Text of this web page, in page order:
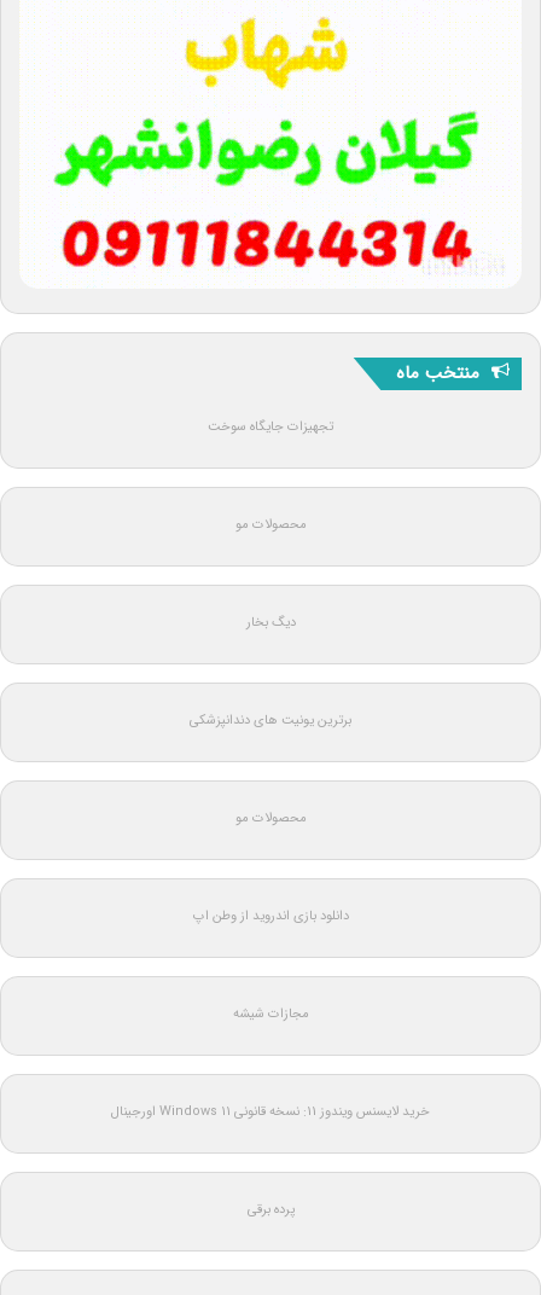
منتخب ماه
تجهیزات جایگاه سوخت
محصولات مو
دیگ بخار
برترین یونیت های دندانپزشکی
محصولات مو
دانلود بازی اندروید از وطن اپ
مجازات شیشه
خرید لایسنس ویندوز 11: نسخه قانونی Windows 11 اورجینال
پرده برقی